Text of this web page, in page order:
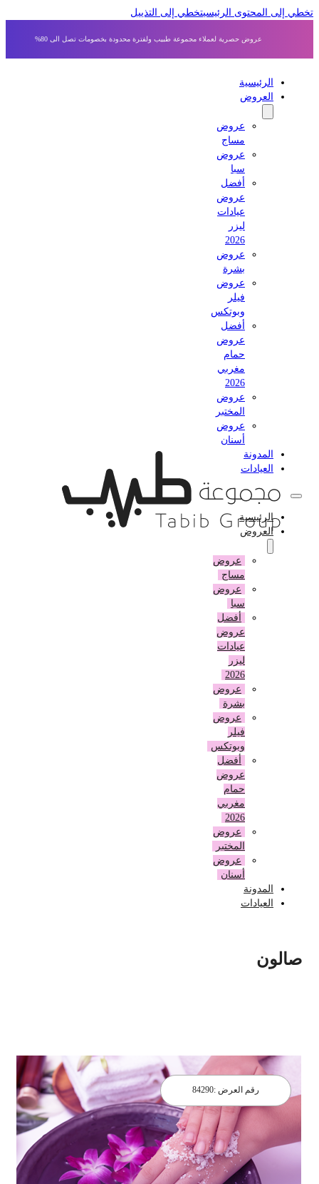
إلى المحتوى الرئيسي تخطي إلى التذييل
عروض حصرية لعملاء مجموعة طبيب ولفترة محدودة بخصومات تصل الى 80%
الرئيسية
العروض
عروض
مساج
عروض
أفضل
عروض
عيادات
2026
عروض
بشرة
عروض
وبوتكس
أفضل
عروض
حمام
مغربي
2026
عروض
المختبر
عروض
أسنان
المدونة
العيادات
الرئيسية
العروض
عروض
مساج
عروض
أفضل
عروض
عيادات
2026
عروض
بشرة
عروض
وبوتكس
أفضل
عروض
حمام
مغربي
2026
عروض
المختبر
عروض
أسنان
المدونة
العيادات
صالون
رقم العرض : 84290